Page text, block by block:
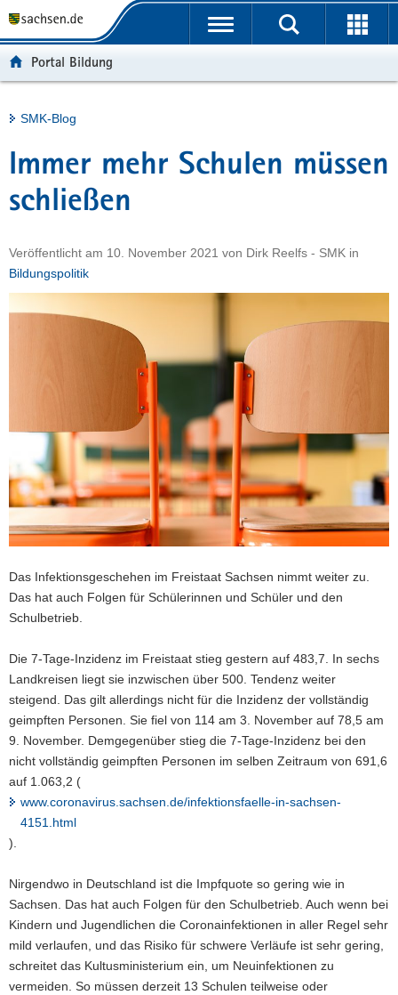
t
e
r
g
e
i
f
e
g
a
i
n
u
h
a
l
e
v
e
Portalübergreifende
Portal Bildung
Hauptinhalt
SMK-Blog
Immer mehr Schulen müssen
schließen
Veröffentlicht am 10. November 2021 von Dirk Reelfs - SMK in
Bildungspolitik
Das Infektionsgeschehen im Freistaat Sachsen nimmt weiter zu.
Das hat auch Folgen für Schülerinnen und Schüler und den
Schulbetrieb.
Die 7-Tage-Inzidenz im Freistaat stieg gestern auf 483,7. In sechs
Landkreisen liegt sie inzwischen über 500. Tendenz weiter
steigend. Das gilt allerdings nicht für die Inzidenz der vollständig
geimpften Personen. Sie fiel von 114 am 3. November auf 78,5 am
9. November. Demgegenüber stieg die 7-Tage-Inzidenz bei den
nicht vollständig geimpften Personen im selben Zeitraum von 691,6
auf 1.063,2 (
www.coronavirus.sachsen.de/infektionsfaelle-in-sachsen-
4151.html
).
Nirgendwo in Deutschland ist die Impfquote so gering wie in
Sachsen. Das hat auch Folgen für den Schulbetrieb. Auch wenn bei
Kindern und Jugendlichen die Coronainfektionen in aller Regel sehr
mild verlaufen, und das Risiko für schwere Verläufe ist sehr gering,
schreitet das Kultusministerium ein, um Neuinfektionen zu
vermeiden. So müssen derzeit 13 Schulen teilweise oder